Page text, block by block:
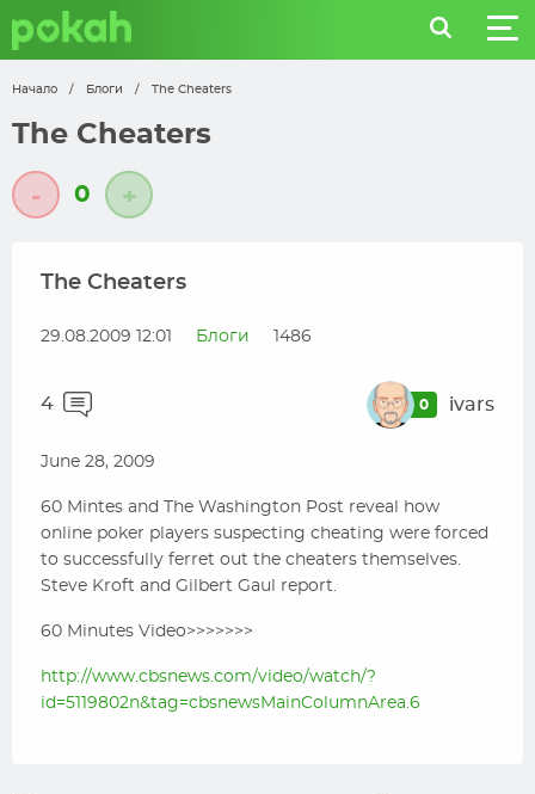
Начало / Блоги / The Cheaters
The Cheaters
- 0 +
The Cheaters
29.08.2009 12:01 Блоги 1486
4 0 ivars
June 28, 2009
60 Mintes and The Washington Post reveal how
online poker players suspecting cheating were forced
to successfully ferret out the cheaters themselves.
Steve Kroft and Gilbert Gaul report.
60 Minutes Video>>>>>>>
http://www.cbsnews.com/video/watch/?
id=5119802n&tag=cbsnewsMainColumnArea.6